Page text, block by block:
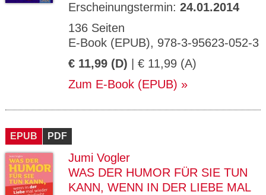
Erscheinungstermin: 24.01.2014
136 Seiten
E-Book (EPUB), 978-3-95623-052-3
€ 11,99 (D) | € 11,99 (A)
Zum E-Book (EPUB)
EPUB PDF
Jumi Vogler
WAS DER HUMOR FÜR SIE TUN
KANN, WENN IN DER LIEBE MAL